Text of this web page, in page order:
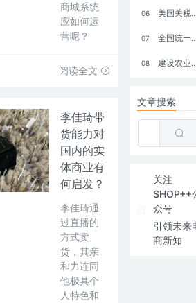
商城系统
应如何运
营呢？
阅读全文
李佳琦带
货能力对
国内的实
体商业有
何启发？
李佳琦通
过直播的
方式卖
货，其亲
和力连同
他极具个
人特色和
06 美国关税政策冲击全球电商格局：五大类平台受重创，转型与自救成关键
07 全国统一大市场：电商如何掘金新蓝海？
08 建设农业强国，网上商城来助力！
文章搜索
关注
SHOP++
众号
引领未来
商新知